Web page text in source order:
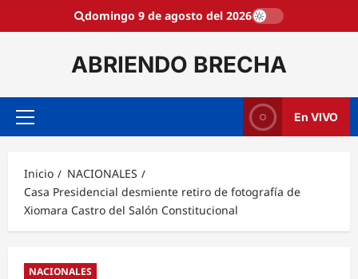
domingo 9 de agosto del 2026
ABRIENDO BRECHA
Menú
En VIVO
Inicio
NACIONALES
Casa Presidencial desmiente retiro de fotografía de
Xiomara Castro del Salón Constitucional
NACIONALES